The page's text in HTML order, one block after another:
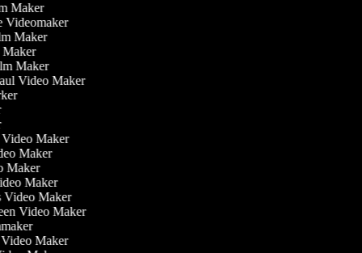
Maker
Videomaker
Maker
Maker
Maker
Video Maker
Video Maker
Maker
Maker
Maker
Video Maker
Video Maker
Video Maker